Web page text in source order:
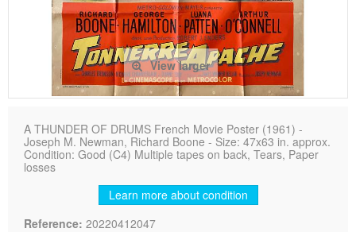
View larger
A THUNDER OF DRUMS French Movie Poster (1961) -
Joseph M. Newman, Richard Boone - Size: 47x63 in. approx.
Condition: Good (C4) Multiple tapes on back, Tears, Paper
losses
Learn more about condition
Reference: 20220412047